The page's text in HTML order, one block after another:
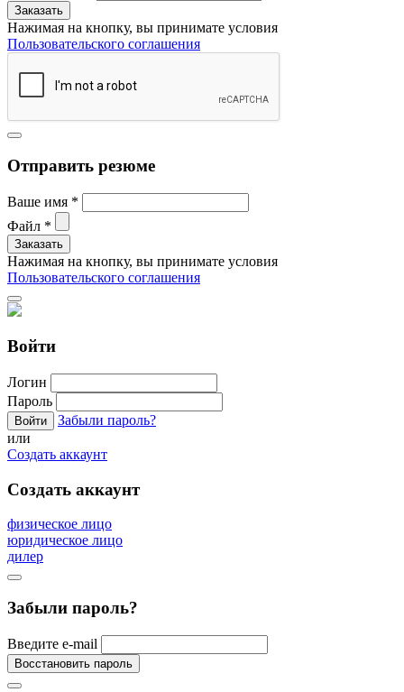
Нажимая на кнопку, вы принимате условия
Пользовательского соглашения
Отправить резюме
Ваше имя *
Файл *
Нажимая на кнопку, вы принимате условия
Пользовательского соглашения
Войти
Логин
Пароль
Забыли пароль?
или
Создать аккаунт
Создать аккаунт
физическое лицо
юридическое лицо
дилер
Забыли пароль?
Введите e-mail